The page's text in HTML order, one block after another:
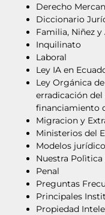
Derecho
Diccionario
Familia, Niñez y
Inquilinato
Laboral
Ley IA en
Ley Orgánica
erradicación
financiamiento
Migracion y
Ministerios del
Modelos
Nuestra
Penal
Preguntas
Principales
Propiedad